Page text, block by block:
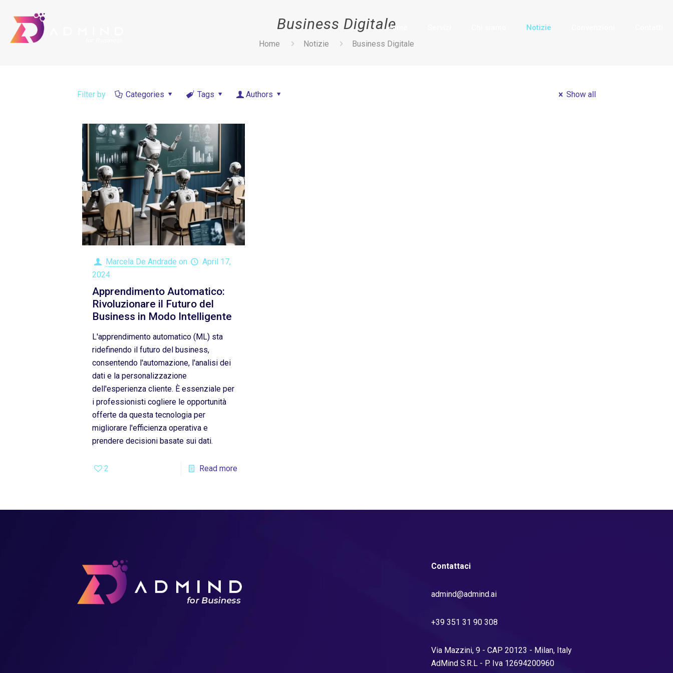
Home Notizie
Business Digitale
Home Notizie Business Digitale
Filter by Categories Tags Authors Show all
Marcela De Andrade on
April 17,
2024
Apprendimento Automatico:
Rivoluzionare il Futuro del
Business in Modo Intelligente
L'apprendimento automatico (ML) sta
ridefinendo il futuro del business,
consentendo l'automazione, l'analisi dei
dati e la personalizzazione
dell'esperienza cliente. È essenziale per
i professionisti cogliere le opportunità
offerte da questa tecnologia per
migliorare l'efficienza operativa e
prendere decisioni basate sui dati.
2 Read more
Contattaci
admind@admind.ai
+39 351 31 90 308
Via Mazzini, 9 - CAP 20123 - Milan, Italy
AdMind S.R.L - P. Iva 12694200960